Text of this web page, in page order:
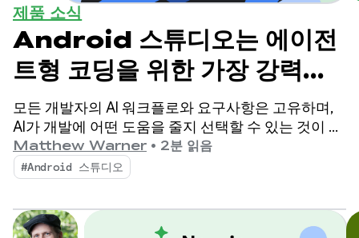
제품 소식
Android 스튜디오는 에이전
트형 코딩을 위한 가장 강력한
로컬 모델인 Gemma 4를 지
원합니다.
모든 개발자의 AI 워크플로와 요구사항은 고유하며,
AI가 개발에 어떤 도움을 줄지 선택할 수 있는 것이 중
요합니다. 1월에 Android 스튜디오에서 AI 기능을 구
동하는 데 로컬 또는 원격 AI 모델을 선택할 수 있는 기
능이 도입되었습니다.
Matthew Warner • 2분 읽음
#Android 스튜디오